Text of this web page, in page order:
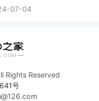
07-04
Rights Reserved
号